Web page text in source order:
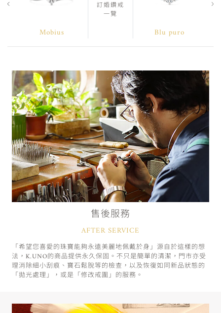
Mobius
訂婚鑽戒
一覽
Blu puro
售後服務
AFTER SERVICE
「希望您喜愛的珠寶能夠永遠美麗地佩戴於身」源自於這樣的想
法，K.UNO的商品提供永久保固。不只是簡單的清潔，門市亦受
理消除細小刮痕、寶石鬆脫等的檢查，以及恢復如同新品狀態的
「拋光處理」，或是「修改戒圍」的服務。